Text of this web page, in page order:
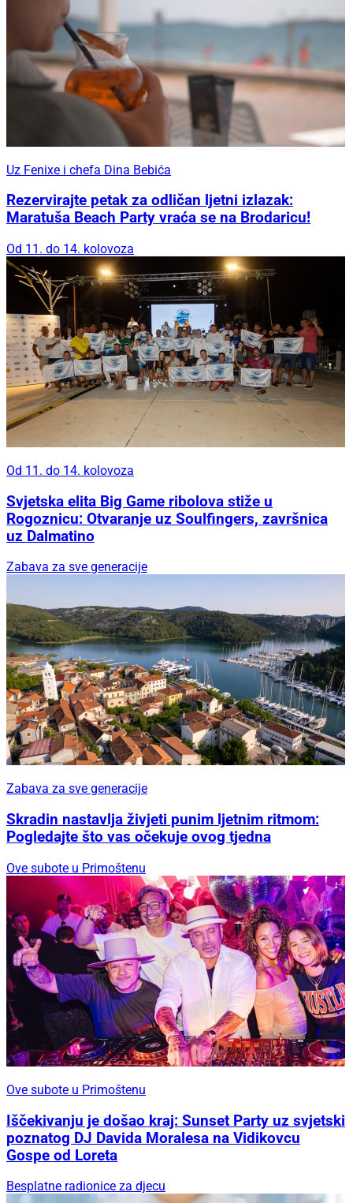
Uz Fenixe i chefa Dina Bebića
Rezervirajte petak za odličan ljetni izlazak:
Maratuša Beach Party vraća se na Brodaricu!
Od 11. do 14. kolovoza
Od 11. do 14. kolovoza
Svjetska elita Big Game ribolova stiže u
Rogoznicu: Otvaranje uz Soulfingers, završnica
uz Dalmatino
Zabava za sve generacije
Zabava za sve generacije
Skradin nastavlja živjeti punim ljetnim ritmom:
Pogledajte što vas očekuje ovog tjedna
Ove subote u Primoštenu
Ove subote u Primoštenu
Iščekivanju je došao kraj: Sunset Party uz svjetski
poznatog DJ Davida Moralesa na Vidikovcu
Gospe od Loreta
Besplatne radionice za djecu